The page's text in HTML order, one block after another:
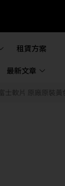
租賃方案
最新文章
士軟片 原廠原裝